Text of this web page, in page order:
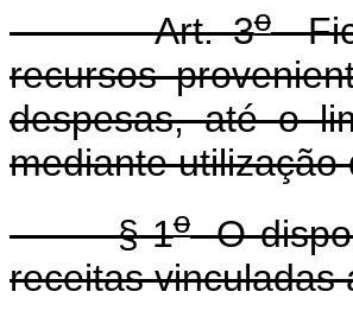
Art. 3o
recursos
despesas, até o
mediante
§ 1oO
receitas vinculadas